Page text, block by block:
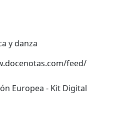
y danza
feed/